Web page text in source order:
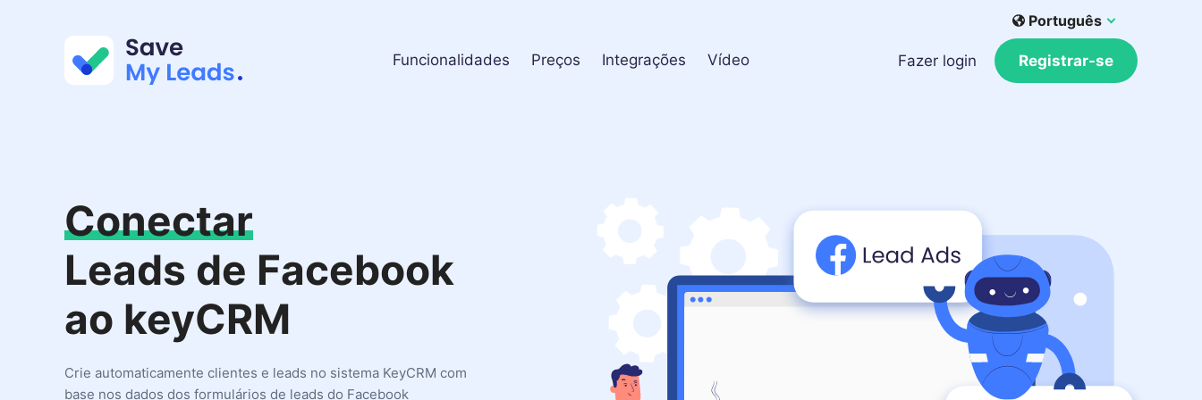
Funcionalidades Preços Integrações Vídeo
Português
Fazer login Registrar-se
Conectar
Leads de Facebook
ao keyCRM
Crie automaticamente clientes e leads no sistema KeyCRM com
base nos dados dos formulários de leads do Facebook